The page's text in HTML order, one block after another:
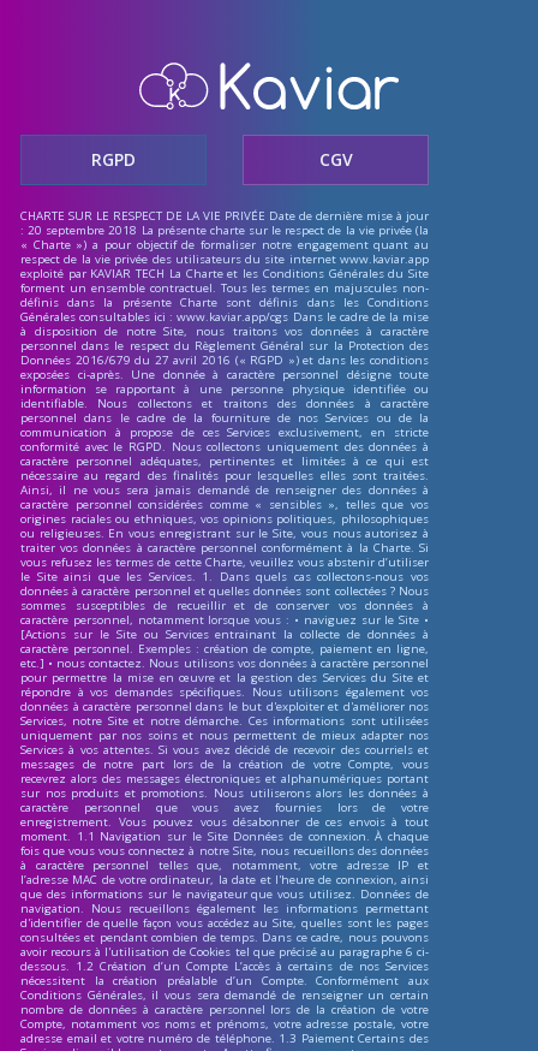
RGPD CGV
CHARTE SUR LE RESPECT DE LA VIE PRIVÉE Date de dernière mise à jour : 20 septembre 2018 La présente charte sur le respect de la vie privée (la « Charte ») a pour objectif de formaliser notre engagement quant au respect de la vie privée des utilisateurs du site internet www.kaviar.app exploité par KAVIAR TECH La Charte et les Conditions Générales du Site forment un ensemble contractuel. Tous les termes en majuscules non-définis dans la présente Charte sont définis dans les Conditions Générales consultables ici : www.kaviar.app/cgs Dans le cadre de la mise à disposition de notre Site, nous traitons vos données à caractère personnel dans le respect du Règlement Général sur la Protection des Données 2016/679 du 27 avril 2016 (« RGPD ») et dans les conditions exposées ci-après. Une donnée à caractère personnel désigne toute information se rapportant à une personne physique identifiée ou identifiable. Nous collectons et traitons des données à caractère personnel dans le cadre de la fourniture de nos Services ou de la communication à propose de ces Services exclusivement, en stricte conformité avec le RGPD. Nous collectons uniquement des données à caractère personnel adéquates, pertinentes et limitées à ce qui est nécessaire au regard des finalités pour lesquelles elles sont traitées. Ainsi, il ne vous sera jamais demandé de renseigner des données à caractère personnel considérées comme « sensibles », telles que vos origines raciales ou ethniques, vos opinions politiques, philosophiques ou religieuses. En vous enregistrant sur le Site, vous nous autorisez à traiter vos données à caractère personnel conformément à la Charte. Si vous refusez les termes de cette Charte, veuillez vous abstenir d’utiliser le Site ainsi que les Services. 1. Dans quels cas collectons-nous vos données à caractère personnel et quelles données sont collectées ? Nous sommes susceptibles de recueillir et de conserver vos données à caractère personnel, notamment lorsque vous : • naviguez sur le Site • [Actions sur le Site ou Services entrainant la collecte de données à caractère personnel. Exemples : création de compte, paiement en ligne, etc.] • nous contactez. Nous utilisons vos données à caractère personnel pour permettre la mise en œuvre et la gestion des Services du Site et répondre à vos demandes spécifiques. Nous utilisons également vos données à caractère personnel dans le but d'exploiter et d'améliorer nos Services, notre Site et notre démarche. Ces informations sont utilisées uniquement par nos soins et nous permettent de mieux adapter nos Services à vos attentes. Si vous avez décidé de recevoir des courriels et messages de notre part lors de la création de votre Compte, vous recevrez alors des messages électroniques et alphanumériques portant sur nos produits et promotions. Nous utiliserons alors les données à caractère personnel que vous avez fournies lors de votre enregistrement. Vous pouvez vous désabonner de ces envois à tout moment. 1.1 Navigation sur le Site Données de connexion. À chaque fois que vous vous connectez à notre Site, nous recueillons des données à caractère personnel telles que, notamment, votre adresse IP et l’adresse MAC de votre ordinateur, la date et l'heure de connexion, ainsi que des informations sur le navigateur que vous utilisez. Données de navigation. Nous recueillons également les informations permettant d'identifier de quelle façon vous accédez au Site, quelles sont les pages consultées et pendant combien de temps. Dans ce cadre, nous pouvons avoir recours à l'utilisation de Cookies tel que précisé au paragraphe 6 ci-dessous. 1.2 Création d’un Compte L’accès à certains de nos Services nécessitent la création préalable d’un Compte. Conformément aux Conditions Générales, il vous sera demandé de renseigner un certain nombre de données à caractère personnel lors de la création de votre Compte, notamment vos noms et prénoms, votre adresse postale, votre adresse email et votre numéro de téléphone. 1.3 Paiement Certains des Services disponibles sont payants. A cette fin, vous acceptez que nous puissions avoir recours à des prestataires de services externes qui peuvent collecter des données à caractère personnel dans le but de permettre le bon fonctionnement des services de traitement des paiements par carte de crédit ou tout autre moyen de paiement et, le cas échéant, de livraison de produits ou services. Pour régler votre achat, vous devez fournir vos coordonnées de facturation ainsi que vos coordonnées de paiement, et notamment le numéro de votre carte bancaire, la date de validité, le code de sécurité et le nom du titulaire de la carte en cas de paiement par carte bancaire Il peut également vous être demandé de fournir le nom de votre opérateur télécom, le modèle de votre téléphone portable et un numéro de portable valide afin de pouvoir fournir les instructions d’achat directement à travers votre téléphone mobile. Nous conservons les détails de vos paiements, ainsi que les détails des achats que vous effectuez. Le détail des transactions est conservé soit dans nos systèmes soit chez le prestataire externe. Cette conservation est effectuée à des fins internes, notamment pour la comptabilité, la conformité et à des fins juridiques, conformément au paragraphe 5 de la présente Charte. 1.4 Adhésion à notre Newsletter Lors de la création de votre Compte, vous pouvez donner votre consentement préalable à la réception de nos lettres d’information concernant des actualités, des nouveaux produits, services et promotions, dans le cadre des Services. Vous pouvez également consentir directement à la réception de nos lettres d’information en renseignant votre adresse email aux endroits prévus à cet effet sur le Site. En tout état de cause, vous disposez du droit de retirer votre consentement à la réception de telles lettres d’information à tout moment et sans frais dans les conditions prévues au paragraphe 6 de la Charte. 1.5 Contacts Afin de donner suite aux demandes que vous pourriez effectuer auprès de notre Service Client et de confirmer les informations vous concernant, nous pourrons utiliser vos nom, prénom, adresse de courrier électronique et numéro de téléphone. 2. Comment protégeons-nous vos données à caractère personnel ? Nous avons mis en place des mesures de sécurité techniques et organisationnelles en vue de garantir la sécurité, l’intégrité et la confidentialité de toutes vos données à caractère personnel, afin d’empêcher que celles-ci soient déformées, endommagées ou que des tiers non autorisés y aient accès. Nous assurons un niveau de sécurité approprié, compte tenu de l'état des connaissances, des coûts de mise en œuvre et de la nature, de la portée, du contexte et des finalités du traitement ainsi que des risques et de leur probabilité. Toutefois, il est précisé qu’aucune mesure de sécurité n’étant infaillible, nous ne sommes pas en mesure de garantir une sécurité absolue à vos données à caractère personnel. Par ailleurs, il vous incombe d'assurer la confidentialité du mot de passe vous permettant d’accéder à votre Compte. Ne communiquez cette information à personne. Si vous partagez votre ordinateur, n'oubliez pas de vous déconnecter avant de quitter un Service. 3. Dans quels cas partageons-nous vos données à caractère personnel ? 3.1 Partage de vos données personnelles avec des sociétés tierces Lors de votre navigation sur le Site, vos données à caractère personnel peuvent être transmises à des prestataires extérieurs. Ces tiers assurent un service pour notre compte et en notre nom dans le but de permettre le bon fonctionnement des paiements par carte de crédit et autres Services. {Note : Si vous utilisez des outils tels qu’un logiciel de stockage Cloud (ex : Google Drive), un CRM (ex : Zendesk, Salesforce) ou tout autre outil qui implique un transfert de données, et que cet outil localise ses serveurs hors de l’Union Européenne, vous effectuez très probablement un transfert de données vers un pays hors de l’Union Européenne. En cas de doute, n’hésitez pas à consulter votre conseil habituel ou l’un de nos avocats partenaires} Aucun transfert de données à caractère personnel n'est réalisé hors de l’Union Européenne. Conformément au RGPD, tous les transferts de données à caractère personnel vers un pays situé hors de l’Union Européenne et/ou n’offrant pas un niveau de protection considéré comme suffisant par la Commission européenne ont fait l’objet de conventions de flux transfrontière conformes aux clauses contractuelles types édictées par la Commission européenne. Sauf dans le cas où un tiers vous demande d’accepter une charte de confidentialité et des conditions d’utilisations qui lui sont propres, les sociétés tierces ayant reçu communication de vos données à caractère personnel se sont engagées à traiter vos données à caractère personnel uniquement pour la mise en œuvre de nos Services. Nous ne partagerons jamais, sans avoir obtenu votre consentement préalable, vos données à caractère personnel avec des sociétés tierces à des fins marketings et/ou commerciales. 3.2 Partage avec les autorités Nous pouvons être amené à divulguer vos données à caractère personnel aux autorités administrative ou judiciaire lorsque leur divulgation est nécessaire à l'identification, l'interpellation ou la poursuite en justice de tout individu susceptible de porter préjudice à nos droits, de tout autre utilisateur ou d’un tiers. Nous pouvons enfin être légalement tenu de divulguer vos données à caractère personnel et ne pouvons dans ce cas nous y opposer. 4. Combien de temps conservons-nous vos données à caractère personnel ? Nous ne conserverons vos données à caractère personnel que le temps de votre inscription sur le Site afin d'assurer votre identification lors de votre connexion à votre Compte et de permettre la fourniture des Services. Ainsi, si vous procédez à votre désinscription du Site, vos données à caractère personnel seront effacées et uniquement conserv